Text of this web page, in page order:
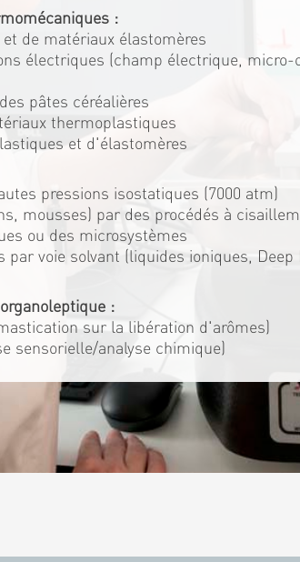
:
de matériaux élastomères
électriques (champ électrique, micro-
pâtes céréalières
thermoplastiques
et d'élastomères
pressions isostatiques (7000 atm)
mousses) par des procédés à
ou des microsystèmes
par voie solvant (liquides ioniques, Deep
:
sur la libération d'arômes)
sensorielle/analyse chimique)